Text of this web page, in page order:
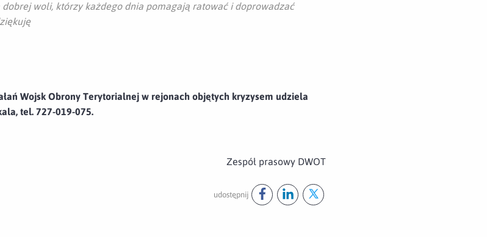
woli, którzy każdego dnia pomagają ratować i doprowadzać
Wojsk Obrony Terytorialnej w rejonach objętych kryzysem udziela
tel. 727-019-075.
Zespół prasowy DWOT
udostępnij